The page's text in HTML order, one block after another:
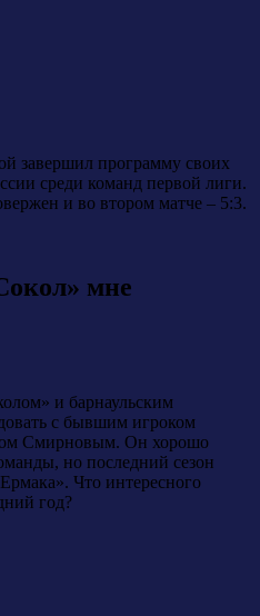
завершил программу своих
среди команд первой лиги.
и во втором матче – 5:3.
мне
и барнаульским
с бывшим игроком
Смирновым. Он хорошо
но последний сезон
Что интересного
год?